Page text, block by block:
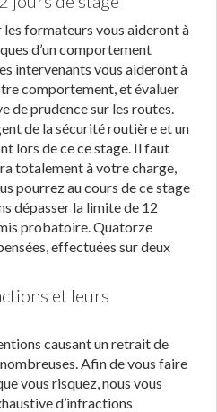
les formateurs vous aideront à
d’un comportement
intervenants vous aideront à
comportement, et évaluer
de prudence sur les routes.
de la sécurité routière et un
lors de ce ce stage. Il faut
totalement à votre charge,
pourrez au cours de ce stage
dépasser la limite de 12
probatoire. Quatorze
effectuées sur deux
et leurs
causant un retrait de
Afin de vous faire
vous risquez, nous vous
d’infractions